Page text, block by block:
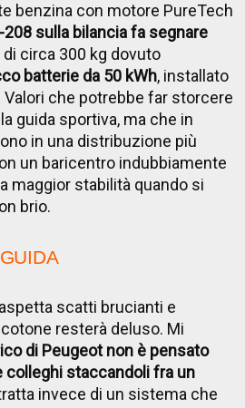
benzina con motore PureTech
208 sulla bilancia fa segnare
di circa 300 kg dovuto
batterie da 50 kWh, installato
Valori che potrebbe far storcere
guida sportiva, ma che in
in una distribuzione più
un baricentro indubbiamente
maggior stabilità quando si
brio.
scatti brucianti e
resterà deluso. Mi
di Peugeot non è pensato
colleghi staccandoli fra un
invece di un sistema che